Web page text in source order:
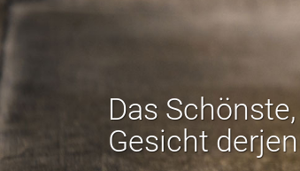
Das
Gesicht